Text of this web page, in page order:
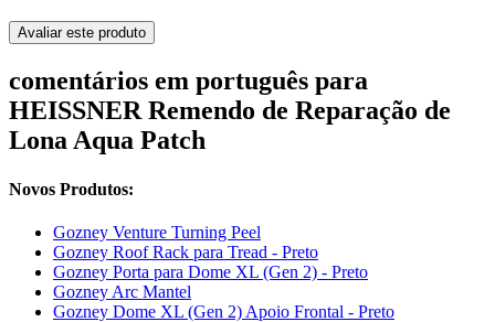
Avaliar este produto
comentários em português para
HEISSNER Remendo de Reparação de
Lona Aqua Patch
Novos Produtos:
Gozney Venture Turning Peel
Gozney Roof Rack para Tread - Preto
Gozney Porta para Dome XL (Gen 2) - Preto
Gozney Arc Mantel
Gozney Dome XL (Gen 2) Apoio Frontal - Preto